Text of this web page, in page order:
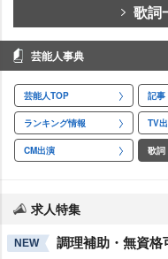
歌詞
芸能人事典
芸能人TOP 記事
ランキング情報 TV
CM出演 歌詞
求人特集
NEW 調理補助・無資格